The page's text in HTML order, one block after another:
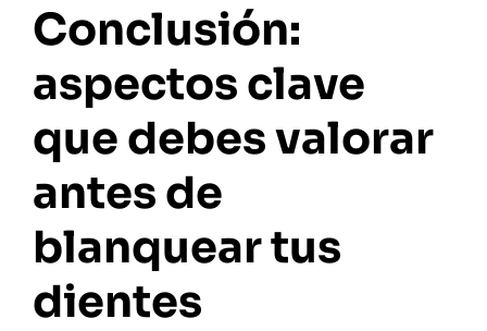
Conclusión:
aspectos clave
que debes valorar
antes de
blanquear tus
dientes